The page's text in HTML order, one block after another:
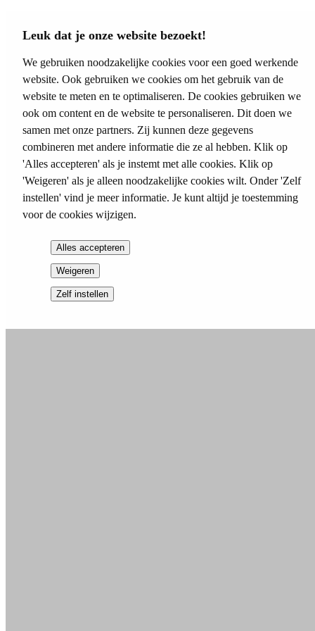
Leuk dat je onze website bezoekt!
We gebruiken noodzakelijke cookies voor een goed werkende
website. Ook gebruiken we cookies om het gebruik van de
website te meten en te optimaliseren. De cookies gebruiken we
ook om content en de website te personaliseren. Dit doen we
samen met onze partners. Zij kunnen deze gegevens
combineren met andere informatie die ze al hebben. Klik op
'Alles accepteren' als je instemt met alle cookies. Klik op
'Weigeren' als je alleen noodzakelijke cookies wilt. Onder 'Zelf
instellen' vind je meer informatie. Je kunt altijd je toestemming
voor de cookies wijzigen.
Alles accepteren
Weigeren
Zelf instellen